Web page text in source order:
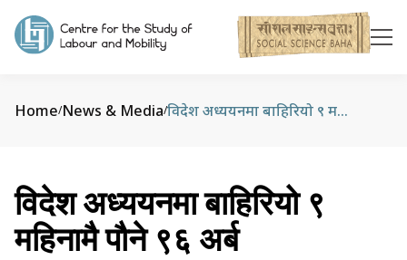
Home/News & Media/ विदेश अध्ययनमा बाहिरियो ९ महिनामै पौने ९६ अर्ब
विदेश अध्ययनमा बाहिरियो ९
महिनामै पौने ९६ अर्ब